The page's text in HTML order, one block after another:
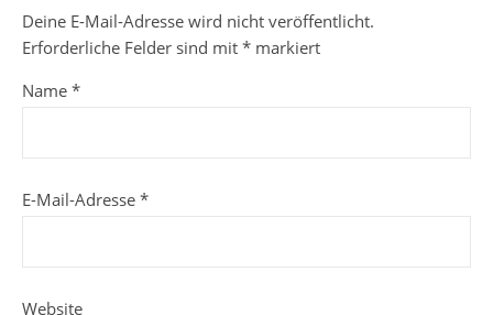
Deine E-Mail-Adresse wird nicht veröffentlicht.
Erforderliche Felder sind mit * markiert
Name *
E-Mail-Adresse *
Website